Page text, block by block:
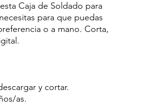
Caja de Soldado para
para que puedas
o a mano. Corta,
y cortar.
as.